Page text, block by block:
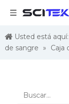
Usted está aquí:
de sangre » Caja